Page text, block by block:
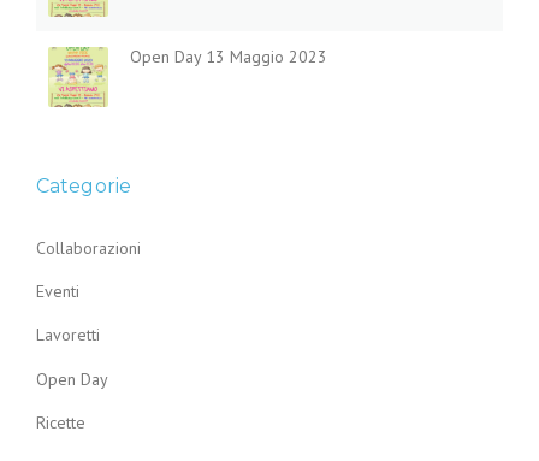
Open Day 13 Maggio 2023
Categorie
Collaborazioni
Eventi
Lavoretti
Open Day
Ricette